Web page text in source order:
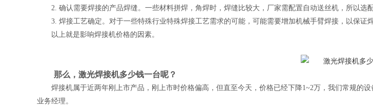
2. 确认需要焊接的产品焊缝。一些材料拼焊，角焊时，焊缝比较大，厂家需配置自动送丝机，所以选
3. 焊接工艺确定。对于一些特殊行业特殊焊接工艺需求的可能，可能需要增加机械手臂焊接，以保证
以上就是影响焊接机价格的因素。
那么，激光焊接机多少钱一台呢？
焊接机属于近两年刚上市产品，刚上市时价格偏高，但直至今天，价格已经下降1~2万，我们常规的
业务经理。